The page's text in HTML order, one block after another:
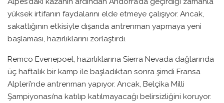
yüksek irtifanın faydalarını elde etmeye çalışıyor. Ancak,
sakatlığının etkisiyle dışarıda antrenman yapmaya yeni
başlaması, hazırlıklarını zorlaştırdı.
Remco Evenepoel, hazırlıklarına Sierra Nevada dağlarında
üç haftalık bir kamp ile başladıktan sonra şimdi Fransa
Alpleri’nde antrenman yapıyor. Ancak, Belçika Milli
Şampiyonası’na katılıp katılmayacağı belirsizliğini koruyor.